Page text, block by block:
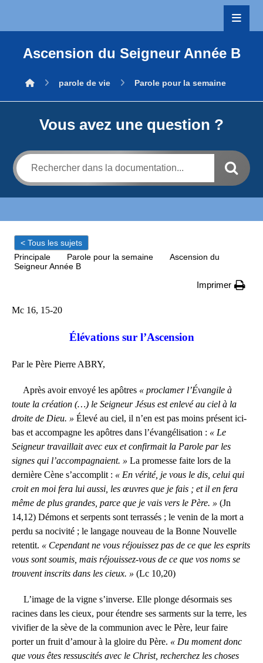
Ascension du Seigneur Année B
parole de vie Parole pour la semaine
Vous avez une question ?
< Tous les sujets
Principale
Parole pour la semaine
Ascension du
Seigneur Année B
Imprimer
Mc 16, 15-20
Élévations sur l’Ascension
Par le Père Pierre ABRY,
Après avoir envoyé les apôtres « proclamer l’Évangile à
toute la création (…) le Seigneur Jésus est enlevé au ciel à la
droite de Dieu. » Élevé au ciel, il n’en est pas moins présent ici-
bas et accompagne les apôtres dans l’évangélisation : « Le
Seigneur travaillait avec eux et confirmait la Parole par les
signes qui l’accompagnaient. » La promesse faite lors de la
dernière Cène s’accomplit : « En vérité, je vous le dis, celui qui
croit en moi fera lui aussi, les œuvres que je fais ; et il en fera
même de plus grandes, parce que je vais vers le Père. » (Jn
14,12) Démons et serpents sont terrassés ; le venin de la mort a
perdu sa nocivité ; le langage nouveau de la Bonne Nouvelle
retentit. « Cependant ne vous réjouissez pas de ce que les esprits
vous sont soumis, mais réjouissez-vous de ce que vos noms se
trouvent inscrits dans les cieux. » (Lc 10,20)
L’image de la vigne s’inverse. Elle plonge désormais ses
racines dans les cieux, pour étendre ses sarments sur la terre, les
vivifier de la sève de la communion avec le Père, leur faire
porter un fruit d’amour à la gloire du Père. « Du moment donc
que vous êtes ressuscités avec le Christ, recherchez les choses